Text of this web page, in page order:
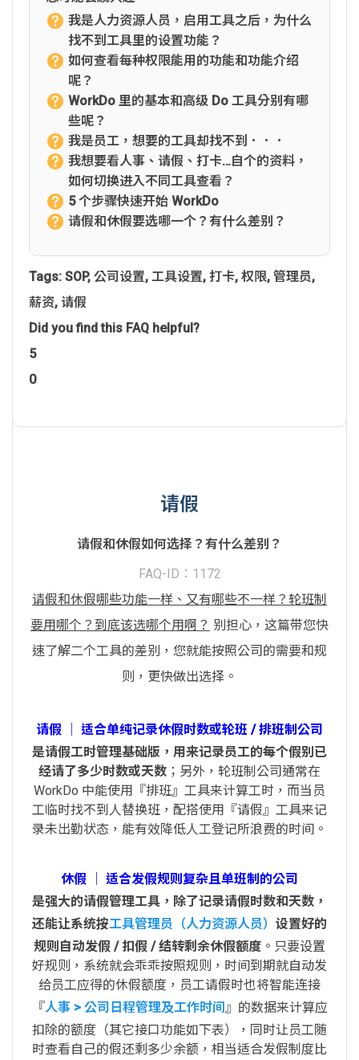
我是人力资源人员，启用工具之后，为什么
找不到工具里的设置功能？
如何查看每种权限能用的功能和功能介绍
呢？
WorkDo 里的基本和高级 Do 工具分别有哪
些呢？
我是员工，想要的工具却找不到．．．
我想要看人事、请假、打卡…自个的资料，
如何切换进入不同工具查看？
5 个步骤快速开始 WorkDo
请假和休假要选哪一个？有什么差别？
Tags: SOP, 公司设置, 工具设置, 打卡, 权限, 管理员,
薪资, 请假
Did you find this FAQ helpful?
5
0
请假
请假和休假如何选择？有什么差别？
FAQ-ID：1172
请假和休假哪些功能一样、又有哪些不一样？轮班制
要用哪个？到底该选哪个用啊？ 别担心，这篇带您快
速了解二个工具的差别，您就能按照公司的需要和规
则，更快做出选择。
请假 │ 适合单纯记录休假时数或轮班 / 排班制公司
是请假工时管理基础版，用来记录员工的每个假别已
经请了多少时数或天数 ；另外，轮班制公司通常在
WorkDo 中能使用『排班』工具来计算工时，而当员
工临时找不到人替换班，配搭使用『请假』工具来记
录未出勤状态，能有效降低人工登记所浪费的时间。
休假 │ 适合发假规则复杂且单班制的公司
是强大的请假管理工具，除了记录请假时数和天数，
还能让系统按工具管理员（人力资源人员） 设置好的
规则自动发假 / 扣假 / 结转剩余休假额度 。只要设置
好规则，系统就会乖乖按照规则，时间到期就自动发
给员工应得的休假额度，员工请假时也将智能连接
『人事 > 公司日程管理及工作时间』的数据来计算应
扣除的额度（其它接口功能如下表），同时让员工随
时查看自己的假还剩多少余额，相当适合发假制度比